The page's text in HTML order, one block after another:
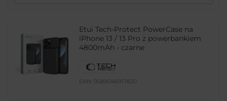
Etui Tech-Protect PowerCase na
iPhone 13 / 13 Pro z powerbankiem
4800mAh - czarne
EAN: 9589046917820